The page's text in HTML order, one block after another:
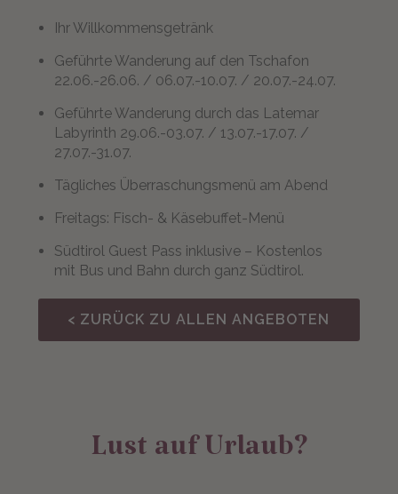
Ihr Willkommensgetränk
Geführte Wanderung auf den Tschafon
22.06.-26.06. / 06.07.-10.07. / 20.07.-24.07.
Geführte Wanderung durch das Latemar
Labyrinth 29.06.-03.07. / 13.07.-17.07. /
27.07.-31.07.
Tägliches Überraschungsmenü am Abend
Freitags: Fisch- & Käsebuffet-Menü
Südtirol Guest Pass inklusive – Kostenlos
mit Bus und Bahn durch ganz Südtirol.
< ZURÜCK ZU ALLEN ANGEBOTEN
Lust auf Urlaub?